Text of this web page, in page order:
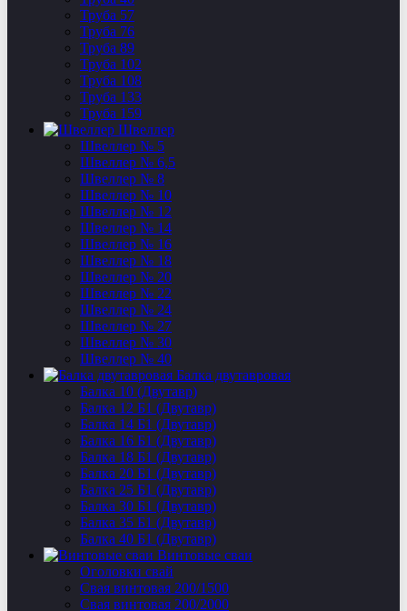
Труба 57
Труба 76
Труба 89
Труба 102
Труба 108
Труба 133
Труба 159
Швеллер
Швеллер № 5
Швеллер № 6,5
Швеллер № 8
Швеллер № 10
Швеллер № 12
Швеллер № 14
Швеллер № 16
Швеллер № 18
Швеллер № 20
Швеллер № 22
Швеллер № 24
Швеллер № 27
Швеллер № 30
Швеллер № 40
Балка двутавровая
Балка 10 (Двутавр)
Балка 12 Б1 (Двутавр)
Балка 14 Б1 (Двутавр)
Балка 16 Б1 (Двутавр)
Балка 18 Б1 (Двутавр)
Балка 20 Б1 (Двутавр)
Балка 25 Б1 (Двутавр)
Балка 30 Б1 (Двутавр)
Балка 35 Б1 (Двутавр)
Балка 40 Б1 (Двутавр)
Винтовые сваи
Оголовки свай
Свая винтовая 200/1500
Свая винтовая 200/2000